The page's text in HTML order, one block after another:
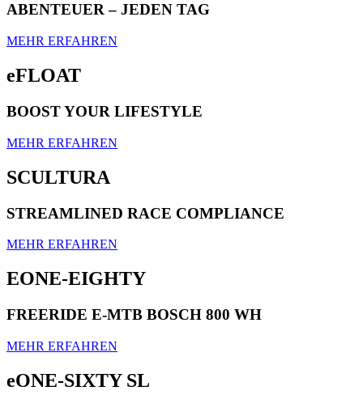
ABENTEUER – JEDEN TAG
MEHR ERFAHREN
eFLOAT
BOOST YOUR LIFESTYLE
MEHR ERFAHREN
SCULTURA
STREAMLINED RACE COMPLIANCE
MEHR ERFAHREN
EONE-EIGHTY
FREERIDE E-MTB BOSCH 800 WH
MEHR ERFAHREN
eONE-SIXTY SL